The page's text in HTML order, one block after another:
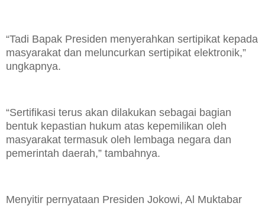
“Tadi Bapak Presiden menyerahkan sertipikat kepada
masyarakat dan meluncurkan sertipikat elektronik,”
ungkapnya.
“Sertifikasi terus akan dilakukan sebagai bagian
bentuk kepastian hukum atas kepemilikan oleh
masyarakat termasuk oleh lembaga negara dan
pemerintah daerah,” tambahnya.
Menyitir pernyataan Presiden Jokowi, Al Muktabar